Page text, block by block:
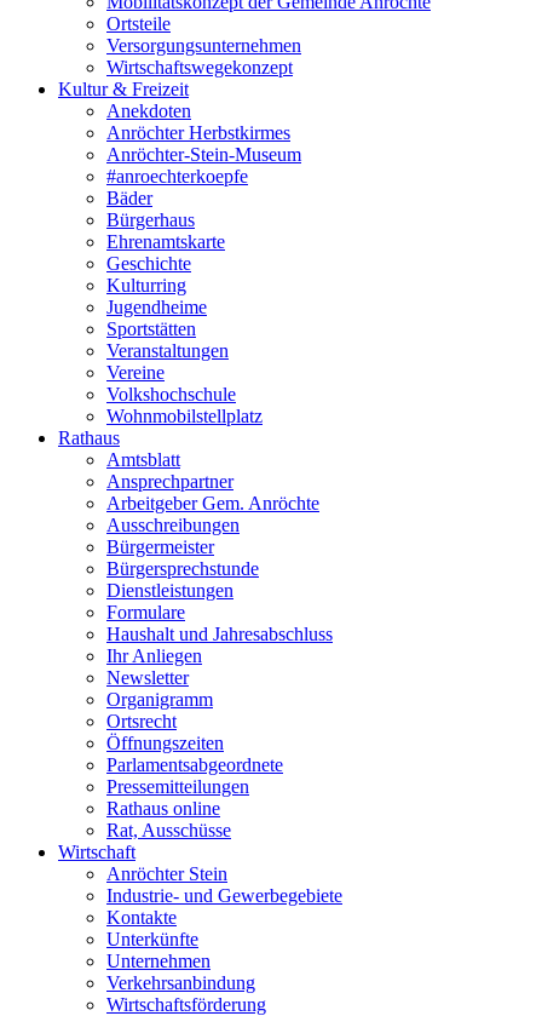
Ortsteile
Versorgungsunternehmen
Wirtschaftswegekonzept
Kultur & Freizeit
Anekdoten
Anröchter Herbstkirmes
Anröchter-Stein-Museum
#anroechterkoepfe
Bäder
Bürgerhaus
Ehrenamtskarte
Geschichte
Kulturring
Jugendheime
Sportstätten
Veranstaltungen
Vereine
Volkshochschule
Wohnmobilstellplatz
Rathaus
Amtsblatt
Ansprechpartner
Arbeitgeber Gem. Anröchte
Ausschreibungen
Bürgermeister
Bürgersprechstunde
Dienstleistungen
Formulare
Haushalt und Jahresabschluss
Ihr Anliegen
Newsletter
Organigramm
Ortsrecht
Öffnungszeiten
Parlamentsabgeordnete
Pressemitteilungen
Rathaus online
Rat, Ausschüsse
Wirtschaft
Anröchter Stein
Industrie- und Gewerbegebiete
Kontakte
Unterkünfte
Unternehmen
Verkehrsanbindung
Wirtschaftsförderung